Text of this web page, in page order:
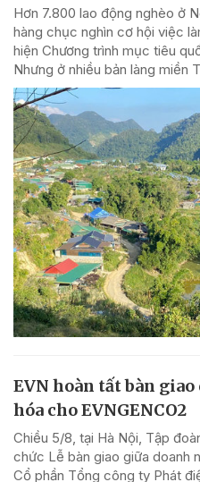
Hơn 7.800 lao động nghèo ở
hàng chục nghìn cơ hội việc
hiện Chương trình mục tiêu
Nhưng ở nhiều bản làng miền
EVN hoàn tất bàn
hóa cho EVNGENCO2
Chiều 5/8, tại Hà Nội, Tập
chức Lễ bàn giao giữa doanh
Cổ phần Tổng công ty Phát